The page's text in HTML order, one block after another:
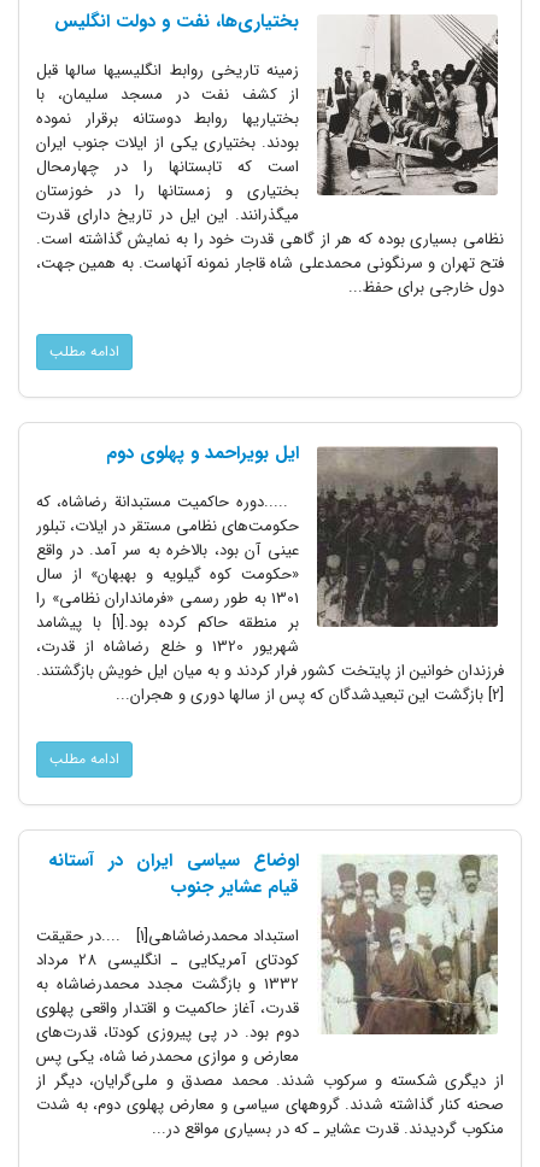
بختیاری‌ها، نفت و دولت انگلیس
زمینه تاریخی روابط انگلیسیها سالها قبل
از کشف نفت در مسجد سلیمان، با
بختیاریها روابط دوستانه برقرار نموده
بودند. بختیاری یکی از ایلات جنوب ایران
است که تابستانها را در چهارمحال
بختیاری و زمستانها را در خوزستان
میگذرانند. این ایل در تاریخ دارای قدرت
نظامی بسیاری بوده که هر از گاهی قدرت خود را به نمایش گذاشته است.
فتح تهران و سرنگونی محمدعلی شاه قاجار نمونه آنهاست. به همین جهت،
دول خارجی برای حفظ...
ادامه مطلب
ایل بویراحمد و پهلوی دوم
.....دوره حاکمیت مستبدانة رضاشاه، که
حکومت‌های نظامی مستقر در ایلات، تبلور
عینی آن بود، بالاخره به سر آمد. در واقع
«حکومت کوه گیلویه و بهبهان» از سال
1301 به طور رسمی «فرمانداران نظامی» را
بر منطقه حاکم کرده بود.[1] با پیشامد
شهریور 1320 و خلع رضاشاه از قدرت،
فرزندان خوانین از پایتخت کشور فرار کردند و به میان ایل خویش بازگشتند.
ادامه مطلب
اوضاع سیاسی ایران در آستانه
قیام عشایر جنوب
استبداد محمدرضاشاهی[1] ....در حقیقت
کودتای آمریکایی ـ انگلیسی 28 مرداد
1332 و بازگشت مجدد محمدرضاشاه به
قدرت، آغاز حاکمیت و اقتدار واقعی پهلوی
دوم بود. در پی پیروزی کودتا، قدرت‌های
معارض و موازی محمدرضا شاه، یکی پس
از دیگری شکسته و سرکوب شدند. محمد مصدق و ملی‌گرایان، دیگر از
صحنه کنار گذاشته شدند. گروههای سیاسی و معارض پهلوی دوم، به شدت
منکوب گردیدند. قدرت عشایر ـ که در بسیاری مواقع در...